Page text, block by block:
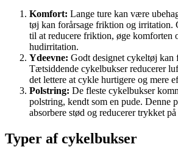
Komfort: Lange ture kan være
tøj kan forårsage friktion og irritation.
til at reducere friktion, øge komforten
hudirritation.
Ydeevne: Godt designet cykeltøj kan
Tætsiddende cykelbukser reducerer
det lettere at cykle hurtigere og mere
Polstring: De fleste cykelbukser
polstring, kendt som en pude. Denne
absorbere stød og reducerer trykket
Typer af cykelbukser